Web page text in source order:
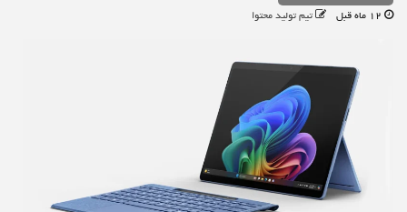
تیم تولید محتوا